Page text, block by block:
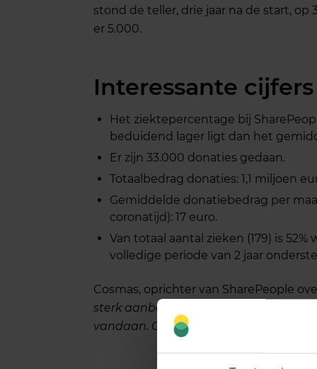
stond de teller, drie jaar na de start, op
er 5.000.
Interessante cijfers
Het ziektepercentage bij
beduidend lager ligt dan het
Er zijn 33.000 donaties gedaan.
Totaalbedrag donaties: 1,1 miljoen
Gemiddelde donatiebedrag per
coronatijd): 17 euro.
Van totaal aantal zieken (179) is
volledige periode van 2 jaar
Cosmas, oprichter van SharePeople
sterk aanbevelen bij andere zzp’ers.
vandaan. Ook in